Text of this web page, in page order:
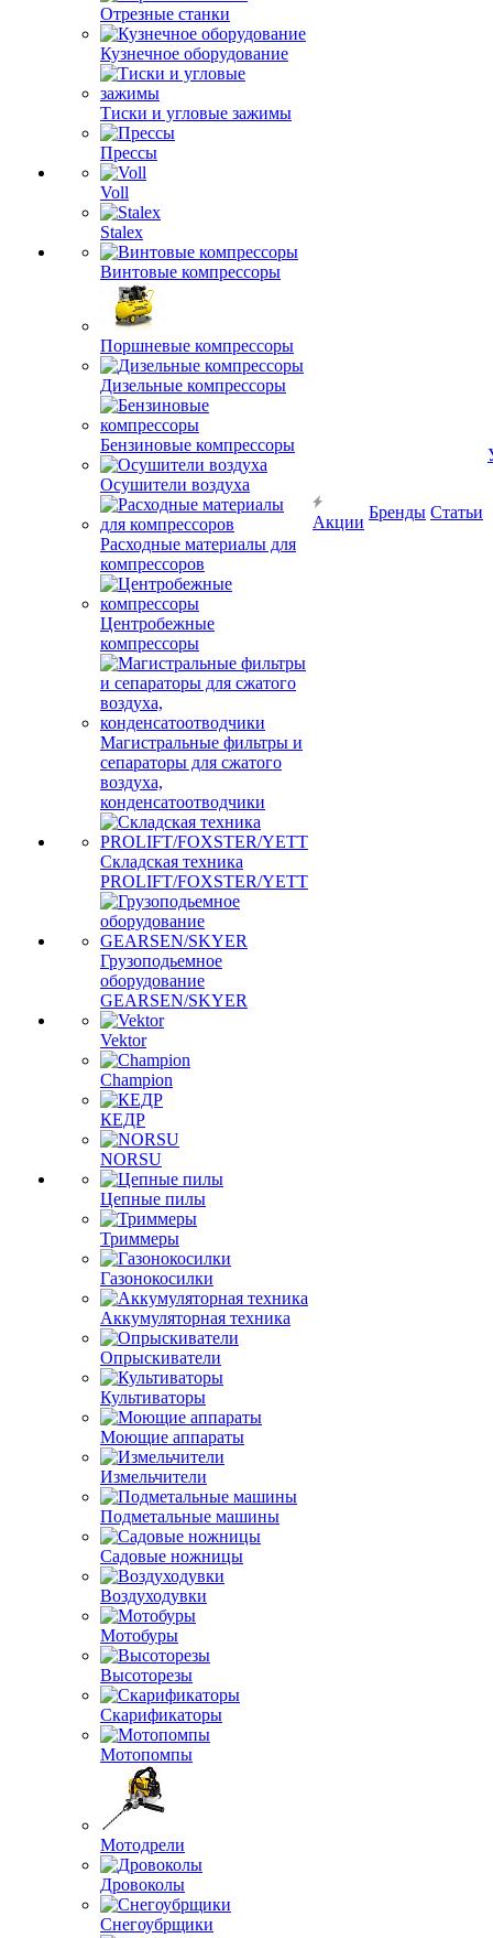
Отрезные станки
Кузнечное оборудование
Тиски и угловые зажимы
Прессы
Voll
Stalex
Винтовые компрессоры
Поршневые компрессоры
Дизельные компрессоры
Бензиновые компрессоры
Осушители воздуха
Расходные материалы для
компрессоров
Центробежные
компрессоры
Магистральные фильтры и
сепараторы для сжатого
воздуха,
конденсатоотводчики
Складская техника
PROLIFT/FOXSTER/YETT
Грузоподьемное
оборудование
GEARSEN/SKYER
Vektor
Champion
КЕДР
NORSU
Цепные пилы
Триммеры
Газонокосилки
Аккумуляторная техника
Опрыскиватели
Культиваторы
Моющие аппараты
Измельчители
Подметальные машины
Садовые ножницы
Воздуходувки
Мотобуры
Высоторезы
Скарификаторы
Мотопомпы
Мотодрели
Дровоколы
Снегоубрщики
Акции
Бренды Статьи